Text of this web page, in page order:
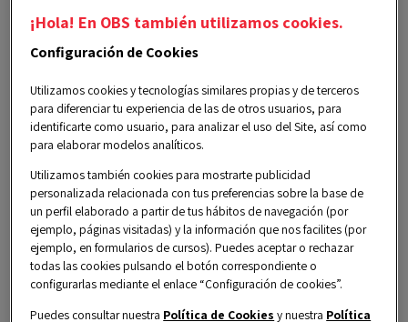
Global Immersion Week
2025 - Día 3
10:00 am a 4:30 pm CEST
Español
¡Hola! En OBS también utilizamos cookies.
Configuración de Cookies
Utilizamos cookies y tecnologías similares propias y de terceros
para diferenciar tu experiencia de las de otros usuarios, para
identificarte como usuario, para analizar el uso del Site, así como
para elaborar modelos analíticos.
Utilizamos también cookies para mostrarte publicidad
personalizada relacionada con tus preferencias sobre la base de
un perfil elaborado a partir de tus hábitos de navegación (por
ejemplo, páginas visitadas) y la información que nos facilites (por
ejemplo, en formularios de cursos). Puedes aceptar o rechazar
todas las cookies pulsando el botón correspondiente o
configurarlas mediante el enlace “Configuración de cookies”.
Puedes consultar nuestra Política de Cookies y nuestra Política